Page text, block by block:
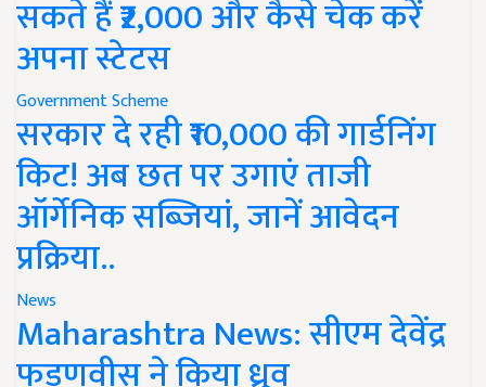
सकते हैं ₹2,000 और कैसे चेक करें
अपना स्टेटस
Government Scheme
सरकार दे रही ₹10,000 की गार्डनिंग
किट! अब छत पर उगाएं ताजी
ऑर्गेनिक सब्जियां, जानें आवेदन
प्रक्रिया..
News
Maharashtra News: सीएम देवेंद्र
फडणवीस ने किया ध्रुव